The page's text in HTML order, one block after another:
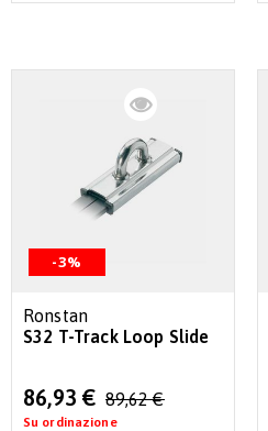
-3%
Ronstan
S32 T-Track Loop Slide
Special
Price
86,93 € 89,62 €
Su ordinazione